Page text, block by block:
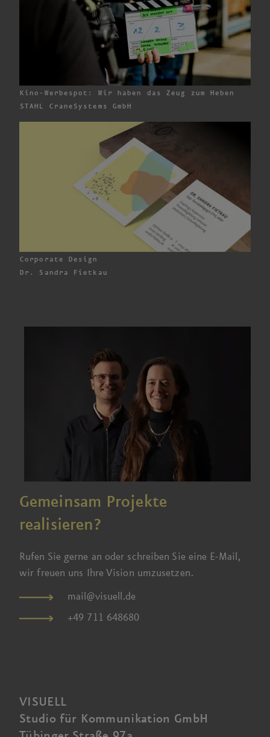
Kino-Werbespot: Wir haben das Zeug zum Heben
STAHL CraneSystems GmbH
Corporate Design
Dr. Sandra Fietkau
Gemeinsam Projekte
realisieren?
Rufen Sie gerne an oder schreiben Sie eine E-Mail,
wir freuen uns Ihre Vision umzusetzen.
mail@visuell.de
+49 711 648680
VISUELL
Studio für Kommunikation GmbH